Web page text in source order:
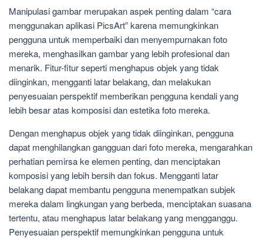
Manipulasi gambar merupakan aspek penting dalam “cara
menggunakan aplikasi PicsArt” karena memungkinkan
pengguna untuk memperbaiki dan menyempurnakan foto
mereka, menghasilkan gambar yang lebih profesional dan
menarik. Fitur-fitur seperti menghapus objek yang tidak
diinginkan, mengganti latar belakang, dan melakukan
penyesuaian perspektif memberikan pengguna kendali yang
lebih besar atas komposisi dan estetika foto mereka.
Dengan menghapus objek yang tidak diinginkan, pengguna
dapat menghilangkan gangguan dari foto mereka, mengarahkan
perhatian pemirsa ke elemen penting, dan menciptakan
komposisi yang lebih bersih dan fokus. Mengganti latar
belakang dapat membantu pengguna menempatkan subjek
mereka dalam lingkungan yang berbeda, menciptakan suasana
tertentu, atau menghapus latar belakang yang mengganggu.
Penyesuaian perspektif memungkinkan pengguna untuk